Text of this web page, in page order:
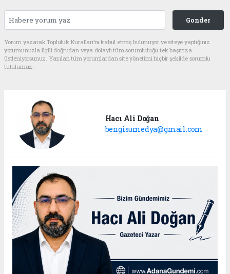
Gonder
Yorum yazarak Topluluk Kuralları’nı kabul etmiş bulunuyor ve siteye yaptığınız
yorumunuzla ilgili doğrudan veya dolaylı tüm sorumluluğu tek başınıza
üstleniyorsunuz. Yazılan tüm yorumlardan site yönetimi hiçbir şekilde sorumlu
tutulamaz.
Hacı Ali Doğan
bengisumedya@gmail.com